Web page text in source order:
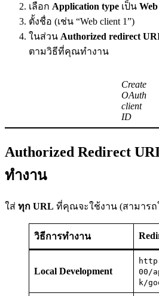
เลือก Application type เป็น
ตั้งชื่อ (เช่น “Web client 1”)
ในส่วน Authorized redirect
ตามวิธีที่คุณทำงาน
Create
OAuth
client
ID
Authorized Redirect
ทำงาน
ใส่ ทุก URL ที่คุณจะใช้งาน (สามารถ
วิธีการทำงาน
Local Development
00/
k/